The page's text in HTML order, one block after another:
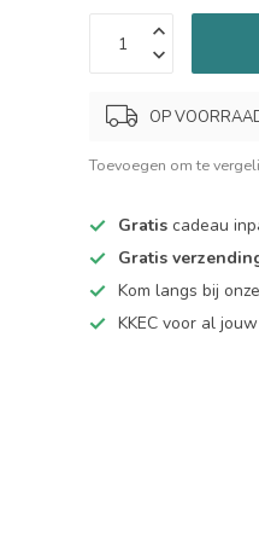
OP
Toevoegen om te
Gratis cadeau
Gratis
Kom langs bij
KKEC voor al jouw